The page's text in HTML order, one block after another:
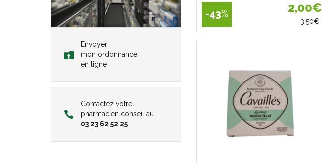
Envoyer
mon ordonnance
en ligne
Contactez votre
pharmacien conseil au
03 23 62 52 25
2,00€
3,50€
-43%